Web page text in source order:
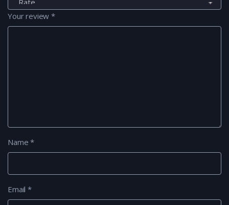
Your review*
Name*
Email*